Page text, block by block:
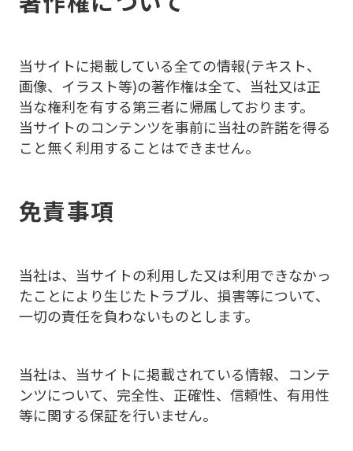
当サイトに掲載している全ての情報(テキスト、
画像、イラスト等)の著作権は全て、当社又は正
当な権利を有する第三者に帰属しております。
当サイトのコンテンツを事前に当社の許諾を得る
こと無く利用することはできません。
免責事項
当社は、当サイトの利用した又は利用できなかっ
たことにより生じたトラブル、損害等について、
一切の責任を負わないものとします。
当社は、当サイトに掲載されている情報、コンテ
ンツについて、完全性、正確性、信頼性、有用性
等に関する保証を行いません。